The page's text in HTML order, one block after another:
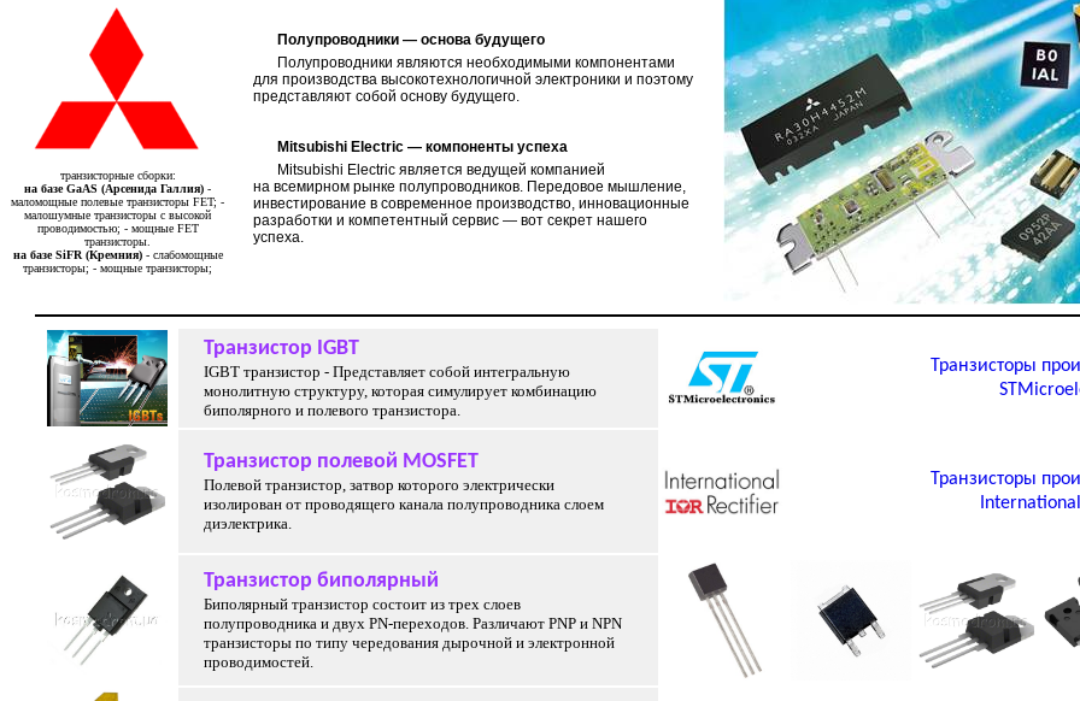
транзисторные сборки:
на базе GaAS (Арсенида Галлия) -
маломощные полевые транзисторы FET; -
малошумные транзисторы с высокой
проводимостью; - мощные FET
транзисторы.
на базе SiFR (Кремния)- слабомощные
транзисторы; - мощные транзисторы;
Полупроводники — основа будущего
Полупроводники являются необходимыми компонентами
для производства высокотехнологичной электроники и поэтому
представляют собой основу будущего.
Mitsubishi Electric — компоненты успеха
Mitsubishi Electric является ведущей компанией
на всемирном рынке полупроводников. Передовое мышление,
инвестирование в современное производство, инновационные
разработки и компетентный сервис — вот секрет нашего
успеха.
Транзистор IGBT
IGBT транзистор - Представляет собой интегральную
монолитную структуру, которая симулирует комбинацию
биполярного и полевого транзистора.
Транзисторы
Транзистор полевой MOSFET
Полевой транзистор, затвор которого электрически
изолирован от проводящего канала полупроводника слоем
диэлектрика.
Транзисторы
Транзистор биполярный
Биполярный транзистор состоит из трех слоев
полупроводника и двух PN-переходов. Различают PNP и NPN
транзисторы по типу чередования дырочной и электронной
проводимостей.